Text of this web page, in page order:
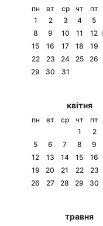
Головна
пн вт ср чт пт
1
2 3 4 5
8
9 10 11 12
15
16 17 18 19
22
23 24 25 26
29
30 31
квітня
пн вт ср чт пт
1
2
5
6 7 8 9
12
13 14 15 16
19
20 21 22 23
26
27 28 29 30
травня